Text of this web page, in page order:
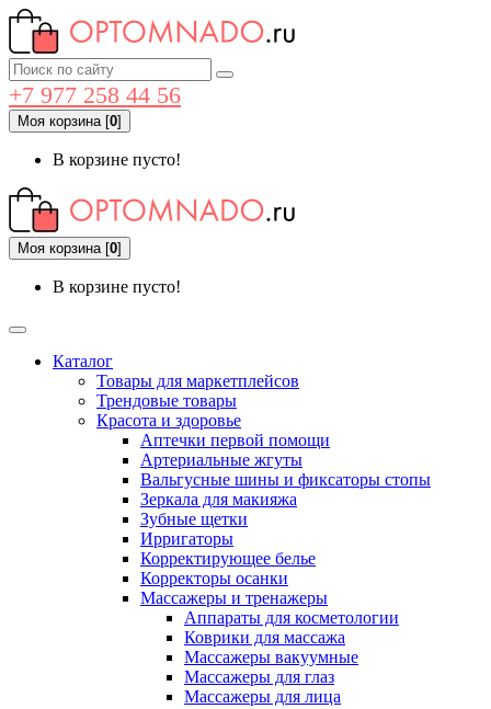
+7 977 258 44 56
Моя корзина[0]
В корзине пусто!
Моя корзина[0]
В корзине пусто!
Каталог
Товары для маркетплейсов
Трендовые товары
Красота и здоровье
Аптечки первой помощи
Артериальные жгуты
Вальгусные шины и фиксаторы стопы
Зеркала для макияжа
Зубные щетки
Ирригаторы
Корректирующее белье
Корректоры осанки
Массажеры и тренажеры
Аппараты для косметологии
Коврики для массажа
Массажеры вакуумные
Массажеры для глаз
Массажеры для лица